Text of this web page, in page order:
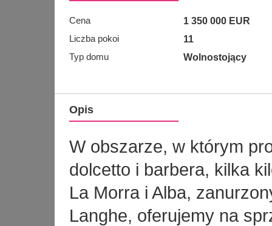
Cena
1 350 000 EUR
Liczba pokoi
11
Typ domu
Wolnostojący
Opis
W obszarze, w którym
dolcetto i barbera, kilka
La Morra i Alba,
Langhe, oferujemy na